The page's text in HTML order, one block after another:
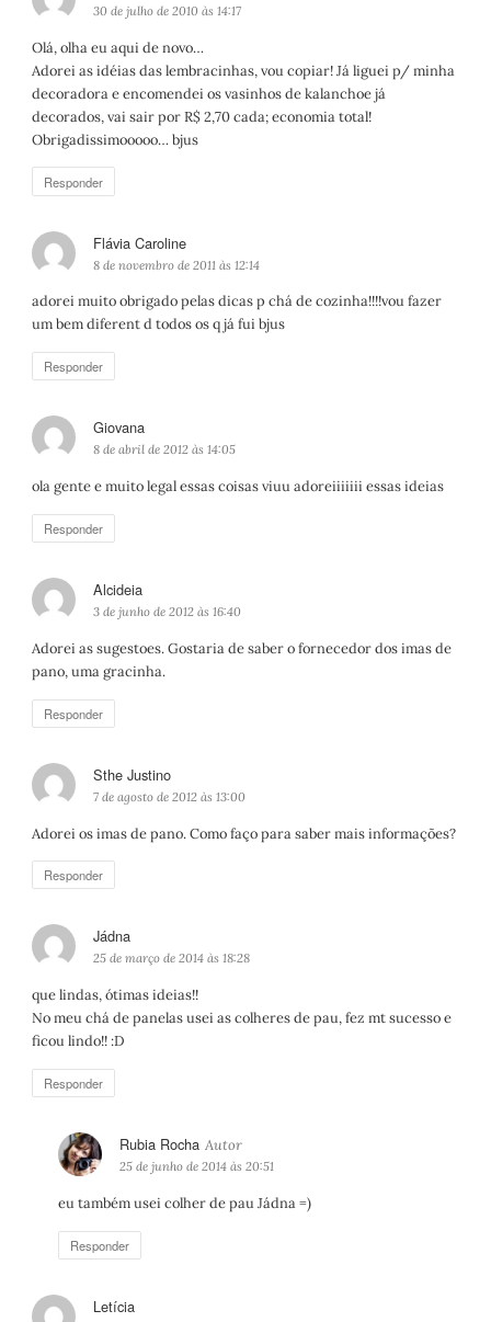
i
s
e
:
30 de julho de 2010 às 14:17
Olá, olha eu aqui de novo…
Adorei as idéias das lembracinhas, vou copiar! Já liguei p/ minha
decoradora e encomendei os vasinhos de kalanchoe já
decorados, vai sair por R$ 2,70 cada; economia total!
Obrigadissimooooo… bjus
Responder
Flávia Caroline
i
s
e
8 de novembro de 2011 às 12:14
adorei muito obrigado pelas dicas p chá de cozinha!!!!vou fazer
um bem diferent d todos os q já fui bjus
Responder
Giovana
i
s
8 de abril de 2012 às 14:05
ola gente e muito legal essas coisas viuu adoreiiiiiii essas ideias
Responder
Alcideia
i
s
e
3 de junho de 2012 às 16:40
Adorei as sugestoes. Gostaria de saber o fornecedor dos imas de
pano, uma gracinha.
Responder
Sthe Justino
i
s
7 de agosto de 2012 às 13:00
Adorei os imas de pano. Como faço para saber mais informações?
Responder
Jádna
i
s
e
25 de março de 2014 às 18:28
que lindas, ótimas ideias!!
No meu chá de panelas usei as colheres de pau, fez mt sucesso e
ficou lindo!! :D
Responder
Rubia Rocha
i
s
25 de junho de 2014 às 20:51
eu também usei colher de pau Jádna =)
Responder
Letícia